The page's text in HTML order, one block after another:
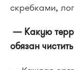
скребками,
— Какую
обязан